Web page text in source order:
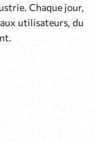
Chaque jour,
utilisateurs, du